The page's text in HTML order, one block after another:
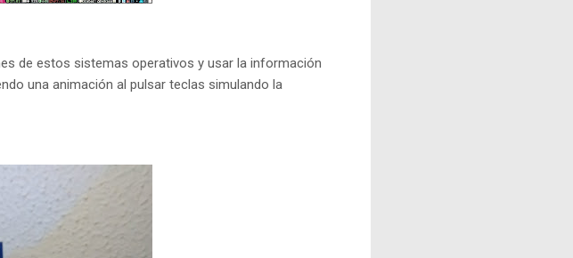
de estos sistemas operativos y usar la información
una animación al pulsar teclas simulando la